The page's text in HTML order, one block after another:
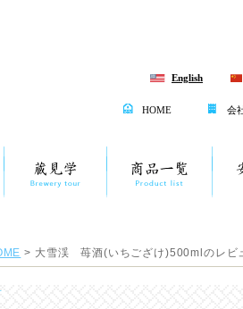
English
HOME 会
> 大雪渓 苺酒(いちござけ)500mlのレビ